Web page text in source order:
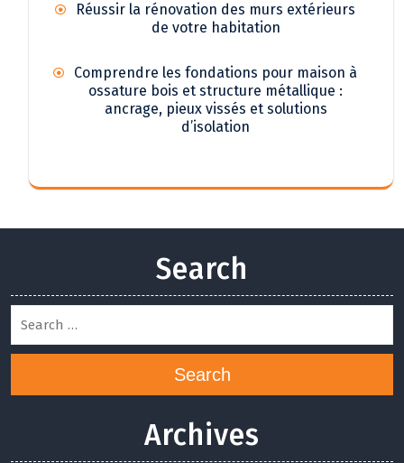
Réussir la rénovation des murs extérieurs
de votre habitation
Comprendre les fondations pour maison à
ossature bois et structure métallique :
ancrage, pieux vissés et solutions
d’isolation
Search
Search
Archives